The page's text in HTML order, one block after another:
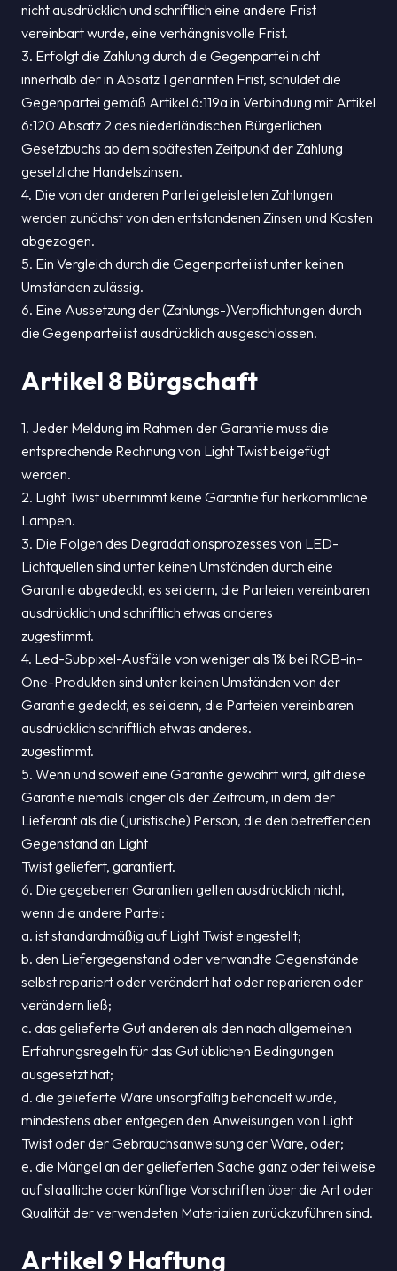
nicht ausdrücklich und schriftlich eine andere Frist
vereinbart wurde, eine verhängnisvolle Frist.
3. Erfolgt die Zahlung durch die Gegenpartei nicht
innerhalb der in Absatz 1 genannten Frist, schuldet die
Gegenpartei gemäß Artikel 6:119a in Verbindung mit Artikel
6:120 Absatz 2 des niederländischen Bürgerlichen
Gesetzbuchs ab dem spätesten Zeitpunkt der Zahlung
gesetzliche Handelszinsen.
4. Die von der anderen Partei geleisteten Zahlungen
werden zunächst von den entstandenen Zinsen und Kosten
abgezogen.
5. Ein Vergleich durch die Gegenpartei ist unter keinen
Umständen zulässig.
6. Eine Aussetzung der (Zahlungs-)Verpflichtungen durch
die Gegenpartei ist ausdrücklich ausgeschlossen.
Artikel 8 Bürgschaft
1. Jeder Meldung im Rahmen der Garantie muss die
entsprechende Rechnung von Light Twist beigefügt
werden.
2. Light Twist übernimmt keine Garantie für herkömmliche
Lampen.
3. Die Folgen des Degradationsprozesses von LED-
Lichtquellen sind unter keinen Umständen durch eine
Garantie abgedeckt, es sei denn, die Parteien vereinbaren
ausdrücklich und schriftlich etwas anderes
zugestimmt.
4. Led-Subpixel-Ausfälle von weniger als 1% bei RGB-in-
One-Produkten sind unter keinen Umständen von der
Garantie gedeckt, es sei denn, die Parteien vereinbaren
ausdrücklich schriftlich etwas anderes.
zugestimmt.
5. Wenn und soweit eine Garantie gewährt wird, gilt diese
Garantie niemals länger als der Zeitraum, in dem der
Lieferant als die (juristische) Person, die den betreffenden
Gegenstand an Light
Twist geliefert, garantiert.
6. Die gegebenen Garantien gelten ausdrücklich nicht,
wenn die andere Partei:
a. ist standardmäßig auf Light Twist eingestellt;
b. den Liefergegenstand oder verwandte Gegenstände
selbst repariert oder verändert hat oder reparieren oder
verändern ließ;
c. das gelieferte Gut anderen als den nach allgemeinen
Erfahrungsregeln für das Gut üblichen Bedingungen
ausgesetzt hat;
d. die gelieferte Ware unsorgfältig behandelt wurde,
mindestens aber entgegen den Anweisungen von Light
Twist oder der Gebrauchsanweisung der Ware, oder;
e. die Mängel an der gelieferten Sache ganz oder teilweise
auf staatliche oder künftige Vorschriften über die Art oder
Qualität der verwendeten Materialien zurückzuführen sind.
Artikel 9 Haftung